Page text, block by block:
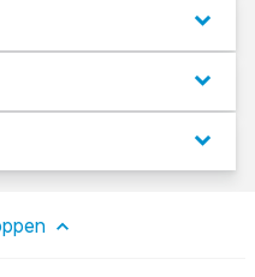
keyboard_arrow_down
keyboard_arrow_down
keyboard_arrow_down